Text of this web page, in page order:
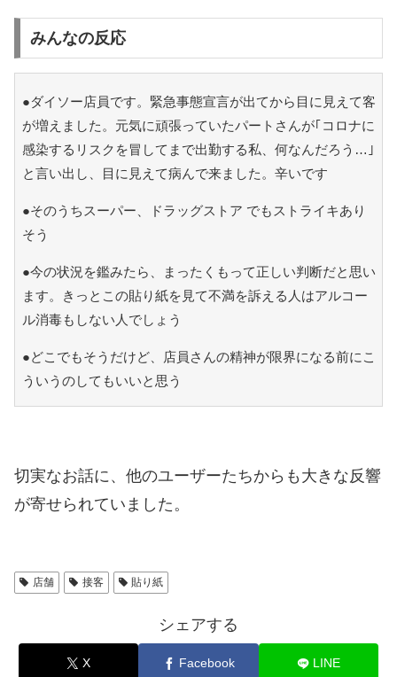
みんなの反応
●ダイソー店員です。緊急事態宣言が出てから目に見えて客
が増えました。元気に頑張っていたパートさんが｢コロナに
感染するリスクを冒してまで出勤する私、何なんだろう…｣
と言い出し、目に見えて病んで来ました。辛いです
●そのうちスーパー、ドラッグストア でもストライキあり
そう
●今の状況を鑑みたら、まったくもって正しい判断だと思い
ます。きっとこの貼り紙を見て不満を訴える人はアルコー
ル消毒もしない人でしょう
●どこでもそうだけど、店員さんの精神が限界になる前にこ
ういうのしてもいいと思う
切実なお話に、他のユーザーたちからも大きな反響
が寄せられていました。
店舗 接客 貼り紙
シェアする
X Facebook LINE